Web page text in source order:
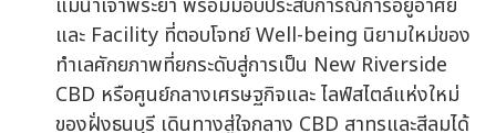
และ Facility ที่ตอบโจทย์ Well-being นิยามใหม่ของ
ทำเลศักยภาพที่ยกระดับสู่การเป็น New Riverside
CBD หรือศูนย์กลางเศรษฐกิจและ ไลฟ์สไตล์แห่งใหม่
ของฝั่งธนบุรี เดินทางสู่ใจกลาง CBD สาทรและสีลมได้